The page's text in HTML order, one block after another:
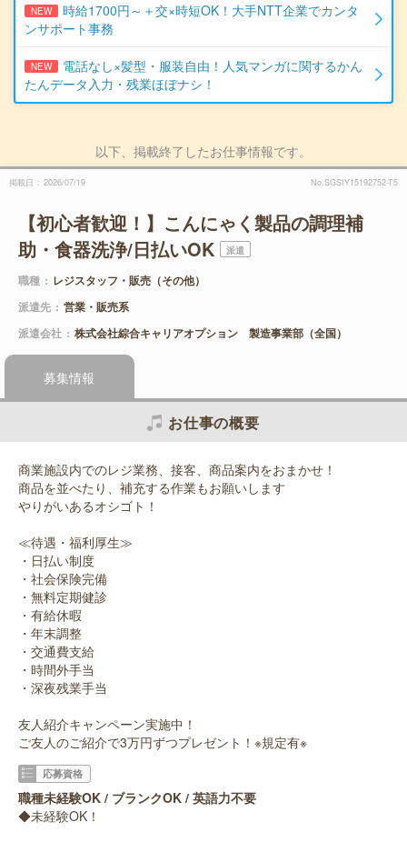
NEW
時給1700円～＋交×時短OK！大手NTT企業でカンタ
ンサポート事務
NEW
電話なし×髪型・服装自由！人気マンガに関するかん
たんデータ入力・残業ほぼナシ！
以下、掲載終了したお仕事情報です。
掲載日 2026/07/19 No.SGSIY15192752-T5
【初心者歓迎！】こんにゃく製品の調理補
助・食器洗浄/日払いOK
派遣
職種
レジスタッフ・販売（その他）
派遣先
営業・販売系
派遣会社
株式会社綜合キャリアオプション 製造事業部（全国）
募集情報
お仕事の概要
商業施設内でのレジ業務、接客、商品案内をおまかせ！
商品を並べたり、補充する作業もお願いします
やりがいあるオシゴト！
≪待遇・福利厚生≫
・日払い制度
・社会保険完備
・無料定期健診
・有給休暇
・年末調整
・交通費支給
・時間外手当
・深夜残業手当
友人紹介キャンペーン実施中！
ご友人のご紹介で3万円ずつプレゼント！※規定有※
応募資格
職種未経験OK / ブランクOK / 英語力不要
◆未経験OK！